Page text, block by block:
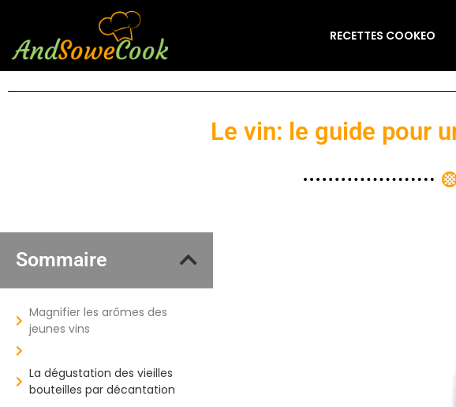
RECETTES COOKEO
Le vin: le guide pour
Sommaire
Magnifier les arômes des
jeunes vins
La dégustation des vieilles
bouteilles par décantation